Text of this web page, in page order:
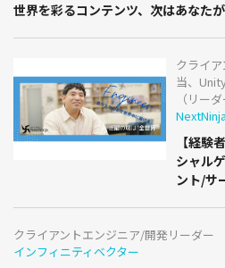
世界を彩るコンテンツ、次はあなたが
クライ
当、
（リー
NextNinja
【経験
シャル
ント/サ
クライアントエンジニア/開発リーダー
インフィニティベクター